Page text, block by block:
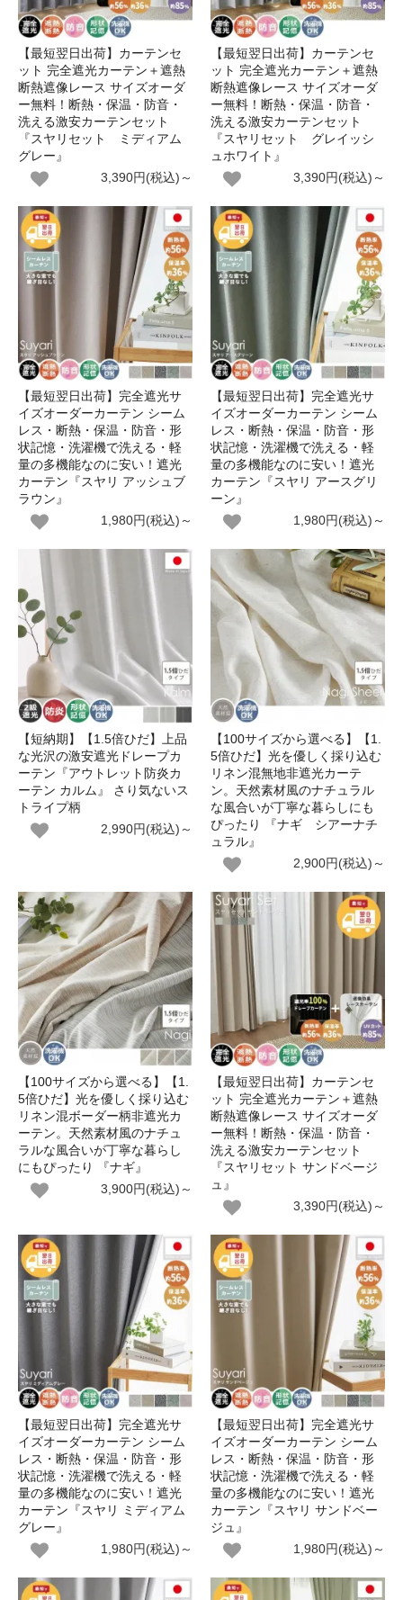
【最短翌日出荷】カーテンセ
ット 完全遮光カーテン＋遮熱
断熱遮像レース サイズオーダ
ー無料！断熱・保温・防音・
洗える激安カーテンセット
『スヤリセット ミディアム
グレー』
3,390円(税込)～
【最短翌日出荷】カーテンセ
ット 完全遮光カーテン＋遮熱
断熱遮像レース サイズオーダ
ー無料！断熱・保温・防音・
洗える激安カーテンセット
『スヤリセット グレイッシ
ュホワイト』
3,390円(税込)～
【最短翌日出荷】完全遮光サ
イズオーダーカーテン シーム
レス・断熱・保温・防音・形
状記憶・洗濯機で洗える・軽
量の多機能なのに安い！遮光
カーテン『スヤリ アッシュブ
ラウン』
1,980円(税込)～
【最短翌日出荷】完全遮光サ
イズオーダーカーテン シーム
レス・断熱・保温・防音・形
状記憶・洗濯機で洗える・軽
量の多機能なのに安い！遮光
カーテン『スヤリ アースグリ
ーン』
1,980円(税込)～
【短納期】【1.5倍ひだ】上品
な光沢の激安遮光ドレープカ
ーテン『アウトレット防炎カ
ーテン カルム』 さり気ないス
トライプ柄
2,990円(税込)～
【100サイズから選べる】【1.
5倍ひだ】光を優しく採り込む
リネン混無地非遮光カーテ
ン。天然素材風のナチュラル
な風合いが丁寧な暮らしにも
ぴったり 『ナギ シアーナチ
ュラル』
2,900円(税込)～
【100サイズから選べる】【1.
5倍ひだ】光を優しく採り込む
リネン混ボーダー柄非遮光カ
ーテン。天然素材風のナチュ
ラルな風合いが丁寧な暮らし
にもぴったり 『ナギ』
3,900円(税込)～
【最短翌日出荷】カーテンセ
ット 完全遮光カーテン＋遮熱
断熱遮像レース サイズオーダ
ー無料！断熱・保温・防音・
洗える激安カーテンセット
『スヤリセット サンドベージ
ュ』
3,390円(税込)～
【最短翌日出荷】完全遮光サ
イズオーダーカーテン シーム
レス・断熱・保温・防音・形
状記憶・洗濯機で洗える・軽
量の多機能なのに安い！遮光
カーテン『スヤリ ミディアム
グレー』
1,980円(税込)～
【最短翌日出荷】完全遮光サ
イズオーダーカーテン シーム
レス・断熱・保温・防音・形
状記憶・洗濯機で洗える・軽
量の多機能なのに安い！遮光
カーテン『スヤリ サンドベー
ジュ』
1,980円(税込)～